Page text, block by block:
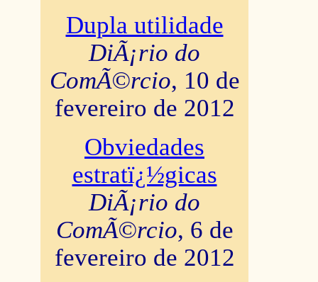
Dupla utilidade
DiÃ¡rio do
ComÃ©rcio, 10 de
fevereiro de 2012
Obviedades
estratï¿½gicas
DiÃ¡rio do
ComÃ©rcio, 6 de
fevereiro de 2012